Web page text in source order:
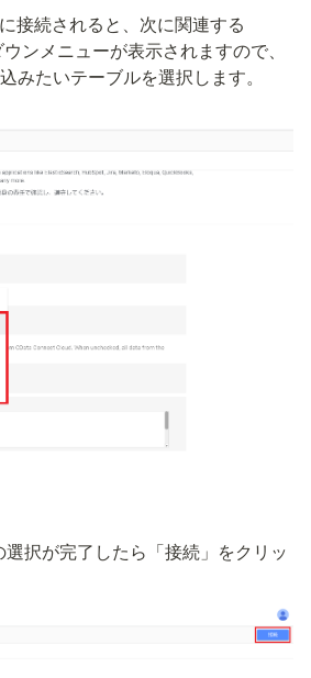
接続されると、次に関連する
ンメニューが表示されますので、
みたいテーブルを選択します。
択が完了したら「接続」をクリッ